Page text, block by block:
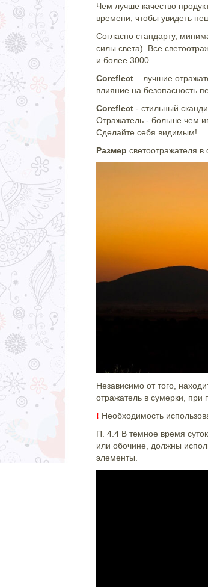
Чем лучше качество
времени, чтобы увидеть
Согласно стандарту,
силы света). Все
и более 3000.
Coreflect – лучшие
влияние на безопасность
Coreflect - стильный
Отражатель - больше чем
Сделайте себя видимым!
Размер светоотражателя
Независимо от того,
отражатель в сумерки, при
! Необходимость
П. 4.4 В темное время
или обочине, должны
элементы.